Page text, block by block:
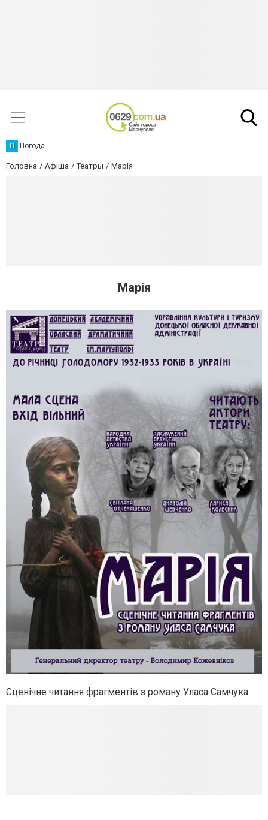
П Погода
Головна Афіша Театры Марія
Марія
Сценічне читання фрагментів з роману Уласа Самчука.